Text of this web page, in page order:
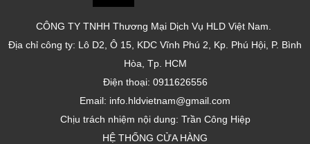
CÔNG TY TNHH Thương Mại Dịch Vụ HLD Việt Nam.
Địa chỉ công ty: Lô D2, Ô 15, KDC Vĩnh Phú 2, Kp. Phú Hội, P. Bình
Hòa, Tp. HCM
Điện thoại: 0911626556
Email: info.hldvietnam@gmail.com
Chịu trách nhiệm nội dung: Trần Công Hiệp
HỆ THỐNG CỬA HÀNG